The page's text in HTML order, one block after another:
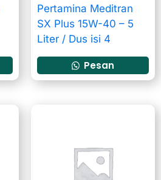
Pertamina Meditran
SX Plus 15W-40 – 5
Liter / Dus isi 4
Pesan